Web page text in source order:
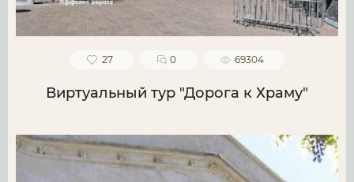
27 0 69304
Виртуальный тур "Дорога к Храму"